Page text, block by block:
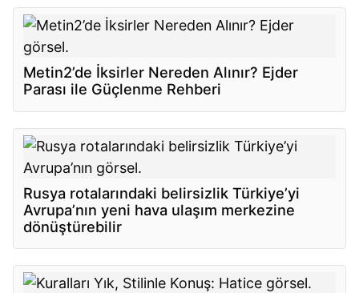
Metin2’de İksirler Nereden Alınır? Ejder
Parası ile Güçlenme Rehberi
Rusya rotalarındaki belirsizlik Türkiye’yi
Avrupa’nın yeni hava ulaşım merkezine
dönüştürebilir